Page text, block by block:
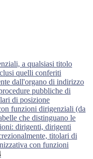
a qualsiasi titolo
quelli conferiti
dall'organo di indirizzo
pubbliche di
di posizione
funzioni dirigenziali (da
che distinguano le
dirigenti, dirigenti
titolari di
con funzioni